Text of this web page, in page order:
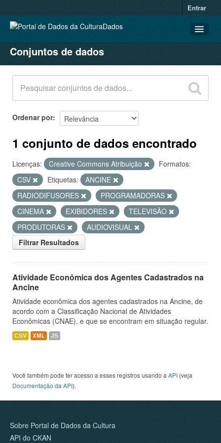
Entrar
CONJUNTOS DE DADOS
ORGANIZAÇÕES
GRUPOS
SOBRE
Conjuntos de dados
Ordenar por
1 conjunto de dados encontrado
Licenças: Creative Commons Atribuição
Formatos:
CSV
Etiquetas:
ANCINE
RADIODIFUSORES
PROGRAMADORAS
CINEMA
EXIBIDORES
TELEVISÃO
PRODUTORAS
AUDIOVISUAL
Filtrar Resultados
Atividade Econômica dos Agentes Cadastrados na
Ancine
Atividade econômica dos agentes cadastrados na Ancine, de
acordo com a Classificação Nacional de Atividades
Econômicas (CNAE), e que se encontram em situação regular.
CSV XML JS
Você também pode ter acesso a esses registros usando a API (veja
Documentação da API).
Sobre Portal de Dados da Cultura
API do CKAN